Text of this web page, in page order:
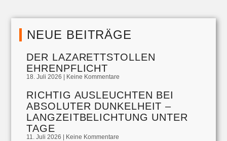
NEUE BEITRÄGE
DER LAZARETTSTOLLEN
EHRENPFLICHT
18. Juli 2026 Keine Kommentare
RICHTIG AUSLEUCHTEN BEI
ABSOLUTER DUNKELHEIT –
LANGZEITBELICHTUNG UNTER
TAGE
11. Juli 2026 Keine Kommentare